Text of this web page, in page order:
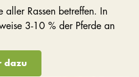
aller Rassen betreffen. In
3-10 % der Pferde an
dazu